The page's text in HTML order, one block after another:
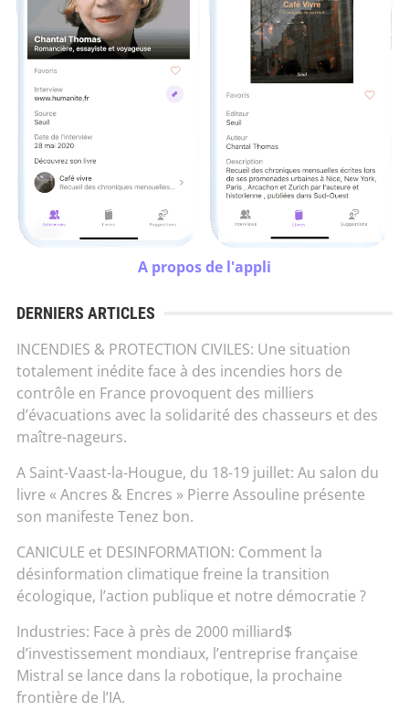
A propos de l'appli
DERNIERS ARTICLES
INCENDIES & PROTECTION CIVILES: Une situation
totalement inédite face à des incendies hors de
contrôle en France provoquent des milliers
d’évacuations avec la solidarité des chasseurs et des
maître-nageurs.
A Saint-Vaast-la-Hougue, du 18-19 juillet: Au salon du
livre « Ancres & Encres » Pierre Assouline présente
son manifeste Tenez bon.
CANICULE et DESINFORMATION: Comment la
désinformation climatique freine la transition
écologique, l’action publique et notre démocratie ?
Industries: Face à près de 2000 milliard$
d’investissement mondiaux, l’entreprise française
Mistral se lance dans la robotique, la prochaine
frontière de l’IA.